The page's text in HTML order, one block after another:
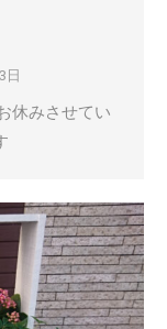
日
休みさせてい